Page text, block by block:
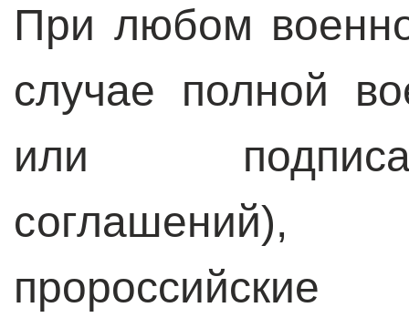
При любом
случае полной
или